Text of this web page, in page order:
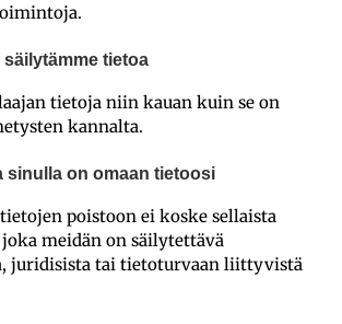
tietoa
tietoja niin kauan kuin se on
kannalta.
sinulla on omaan tietoosi
poistoon ei koske sellaista
meidän on säilytettävä
juridisista tai tietoturvaan liittyvistä